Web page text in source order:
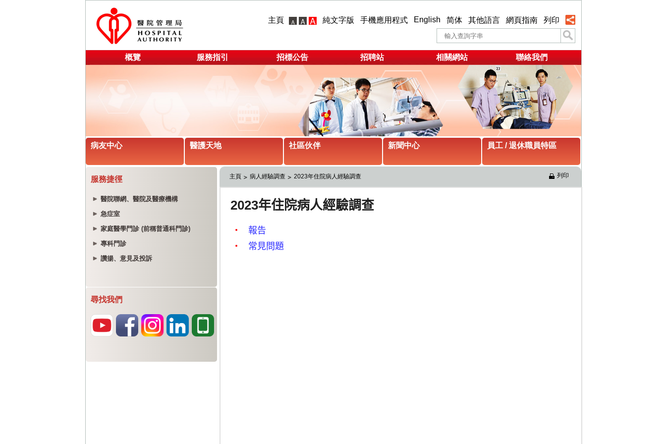
主頁 純文字版 手機應用程式 English 简体 其他語言 網頁指南 列印
概覽 服務指引 招標公告 招聘站 相關網站 聯絡我們
病友中心 醫護天地 社區伙伴 新聞中心 員工 / 退休職員特區
服務捷徑
醫院聯網、醫院及醫療機構
急症室
家庭醫學門診 (前稱普通科門診)
專科門診
讚揚、意見及投訴
尋找我們
主頁 病人經驗調查 2023年住院病人經驗調查 列印